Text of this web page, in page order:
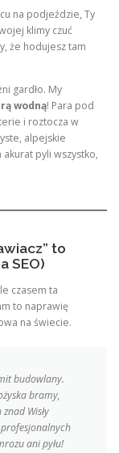
na podjeździe, Ty
klimy czuć
że hodujesz tam
gardło. My
wodną! Para pod
i roztocza w
alpejskie
pyli wszystko,
to
SEO)
czasem ta
to naprawię
na świecie.
budowlany.
bramy,
Wisły
ani pyłu!